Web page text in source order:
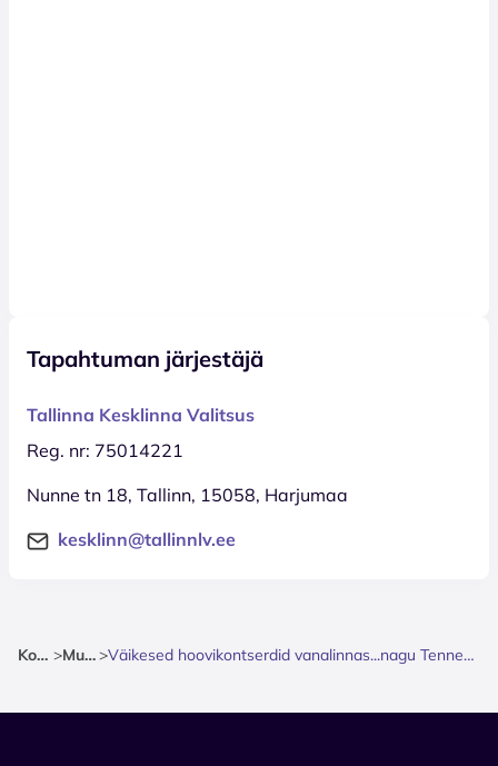
Tapahtuman järjestäjä
Tallinna Kesklinna Valitsus
Reg. nr: 75014221
Nunne tn 18, Tallinn, 15058, Harjumaa
kesklinn@tallinnlv.ee
Kotisivu > Musiikki > Väikesed hoovikontserdid vanalinnas...nagu Tennessees. Raul ja Carlos Ukareda